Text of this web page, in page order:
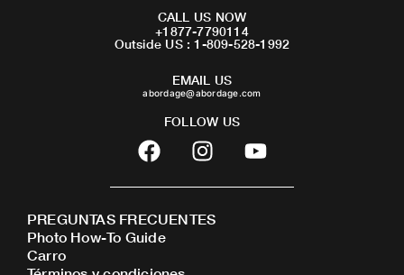
CALL US NOW
+1877-7790114
Outside US : 1-809-528-1992
EMAIL US
abordage@abordage.com
FOLLOW US
F
a
c
b
o
I
n
s
a
Y
o
u
PREGUNTAS FRECUENTES
Photo How-To Guide
Carro